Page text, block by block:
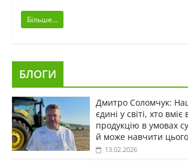
Більше...
БЛОГИ
Дмитро Соломчук:
єдині у світі, хто
продукцію в умовах
й може навчити
13.02.2026